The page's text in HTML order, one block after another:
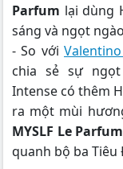
Parfum lại dùng
sáng và ngọt
- So với
chia sẻ sự
Intense có thêm
ra một mùi
MYSLF Le Parfum
quanh bộ ba Tiêu